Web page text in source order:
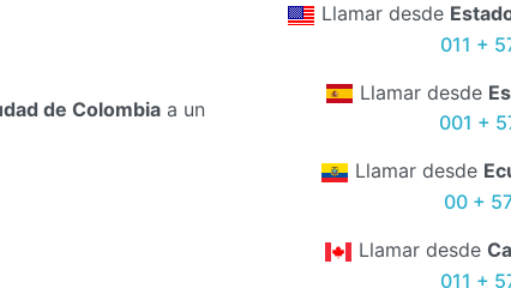
de Colombiaa un
Llamar desde
011 +
Llamar desde
001 +
Llamar desde
00 +
Llamar desde
011 +